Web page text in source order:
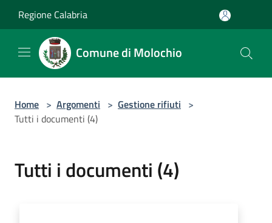
Regione Calabria
Comune di Molochio
Home > Argomenti > Gestione rifiuti >
Tutti i documenti (4)
Tutti i documenti (4)